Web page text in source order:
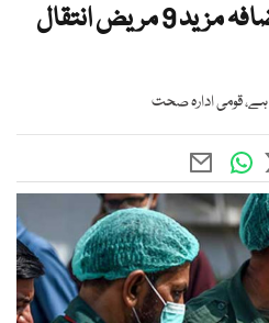
کورونا سے اموات میں اضافہ مزید 9 مریض انتقال